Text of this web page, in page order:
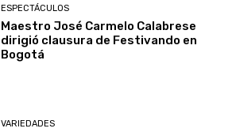
ESPECTÁCULOS
Maestro José Carmelo Calabrese
dirigió clausura de Festivando en
Bogotá
VARIEDADES